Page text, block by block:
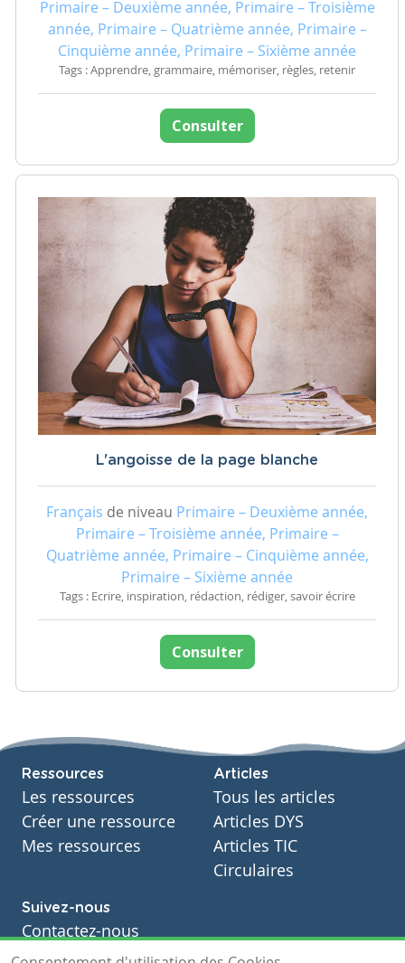
Primaire – Deuxième année, Primaire – Troisième
année, Primaire – Quatrième année, Primaire –
Cinquième année, Primaire – Sixième année
Tags : Apprendre, grammaire, mémoriser, règles, retenir
Consulter
L'angoisse de la page blanche
Français de niveau Primaire – Deuxième année,
Primaire – Troisième année, Primaire –
Quatrième année, Primaire – Cinquième année,
Primaire – Sixième année
Tags : Ecrire, inspiration, rédaction, rédiger, savoir écrire
Consulter
Ressources
Les ressources
Créer une ressource
Mes ressources
Articles
Tous les articles
Articles DYS
Articles TIC
Circulaires
Suivez-nous
Contactez-nous
Soutien scolaire